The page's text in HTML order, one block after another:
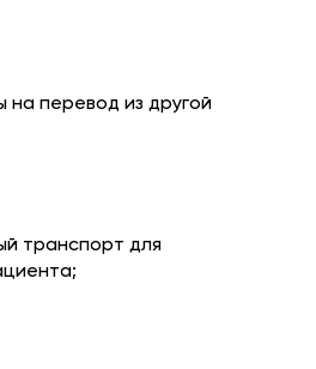
перевод из другой
транспорт для